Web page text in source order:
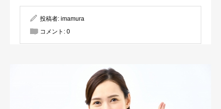
投稿者: imamura
コメント: 0